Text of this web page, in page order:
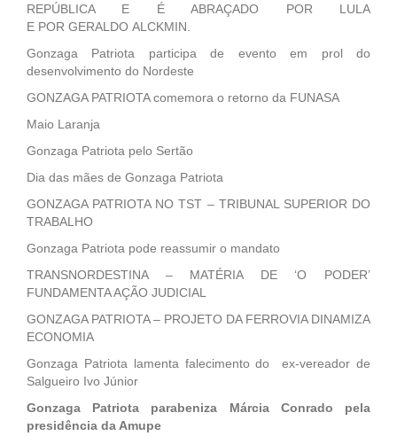
REPÚBLICA E É ABRAÇADO POR LULA
E POR GERALDO ALCKMIN.
Gonzaga Patriota participa de evento em prol do
desenvolvimento do Nordeste
GONZAGA PATRIOTA comemora o retorno da FUNASA
Maio Laranja
Gonzaga Patriota pelo Sertão
Dia das mães de Gonzaga Patriota
GONZAGA PATRIOTA NO TST – TRIBUNAL SUPERIOR DO
TRABALHO
Gonzaga Patriota pode reassumir o mandato
TRANSNORDESTINA – MATÉRIA DE ‘O PODER’
FUNDAMENTA AÇÃO JUDICIAL
GONZAGA PATRIOTA – PROJETO DA FERROVIA DINAMIZA
ECONOMIA
Gonzaga Patriota lamenta falecimento do ex-vereador de
Salgueiro Ivo Júnior
Gonzaga Patriota parabeniza Márcia Conrado pela
presidência da Amupe